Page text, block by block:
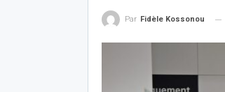
Par Fidèle Kossonou